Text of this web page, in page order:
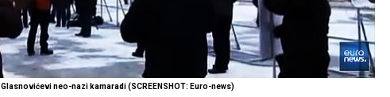
Glasnovićevi neo-nazi kamaradi (SCREENSHOT: Euro-news)